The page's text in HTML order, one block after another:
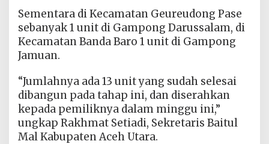
Sementara di Kecamatan Geureudong Pase
sebanyak 1 unit di Gampong Darussalam, di
Kecamatan Banda Baro 1 unit di Gampong
Jamuan.
“Jumlahnya ada 13 unit yang sudah selesai
dibangun pada tahap ini, dan diserahkan
kepada pemiliknya dalam minggu ini,”
ungkap Rakhmat Setiadi, Sekretaris Baitul
Mal Kabupaten Aceh Utara.